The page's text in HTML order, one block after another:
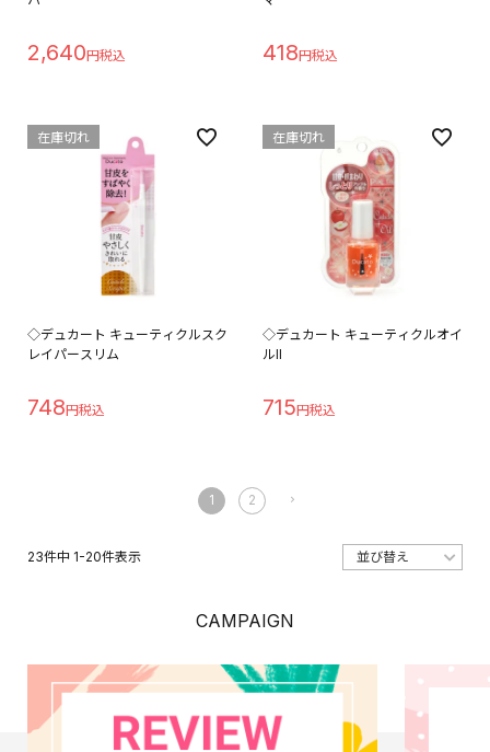
2,640 418
◇デュカート キューティクルスク
レイパースリム
748
在庫切れ
◇デュカート キューティクルオイ
ルII
715
在庫切れ
23件中 1-20件表示
1 2
CAMPAIGN